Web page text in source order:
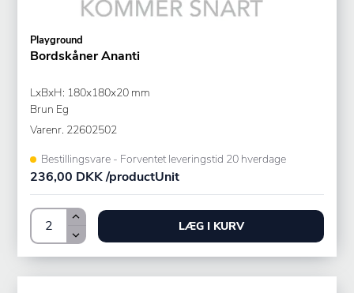
Playground
Bordskåner Ananti
LxBxH: 180x180x20 mm
Brun Eg
Varenr. 22602502
Bestillingsvare - Forventet leveringstid 20 hverdage
236,00 DKK /productUnit
LÆG I KURV